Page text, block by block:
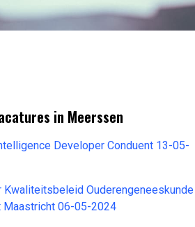
in Meerssen
Developer Conduent 13-05-
Kwaliteitsbeleid Ouderengeneeskunde
Maastricht 06-05-2024